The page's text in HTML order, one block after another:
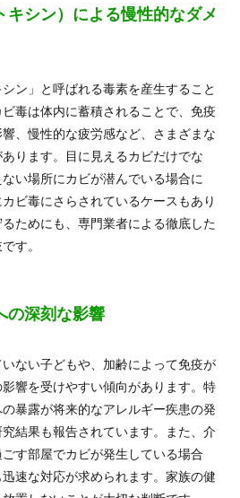
キシン）による慢性的なダメ
ン」と呼ばれる毒素を産生すること
毒は体内に蓄積されることで、免疫
、慢性的な疲労感など、さまざまな
ります。目に見えるカビだけでな
い場所にカビが潜んでいる場合に
ビ毒にさらされているケースもあり
ためにも、専門業者による徹底した
す。
の深刻な影響
ない子どもや、加齢によって免疫が
響を受けやすい傾向があります。特
暴露が将来的なアレルギー疾患の発
結果も報告されています。また、介
す部屋でカビが発生している場合
速な対応が求められます。家族の健